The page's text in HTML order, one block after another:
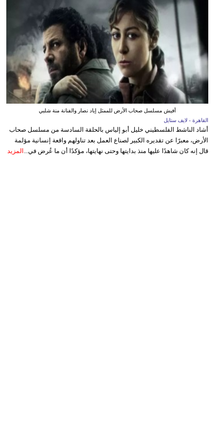
أفيش مسلسل صحاب الأرض للممثل إياد نصار والفنانة منة شلبي
القاهرة - لايف ستايل
أشاد الناشط الفلسطيني خليل أبو إلياس بالحلقة السادسة من مسلسل صحاب
الأرض، معبرًا عن تقديره الكبير لصناع العمل بعد تناولهم واقعة إنسانية مؤلمة
قال إنه كان شاهدًا عليها منذ بدايتها وحتى نهايتها، مؤكدًا أن ما عُرض في... المزيد